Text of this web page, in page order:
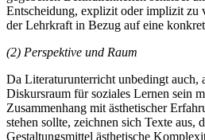
Entscheidung, explizit oder implizit zu
der Lehrkraft in Bezug auf eine
(2) Perspektive und Raum
Da Literaturunterricht unbedingt auch,
Diskursraum für soziales Lernen sein
Zusammenhang mit ästhetischer
stehen sollte, zeichnen sich Texte aus,
Gestaltungsmittel ästhetische